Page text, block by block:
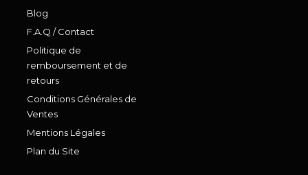
Blog
F.A.Q / Contact
Politique de
remboursement et de
retours
Conditions Générales de
Ventes
Mentions Légales
Plan du Site